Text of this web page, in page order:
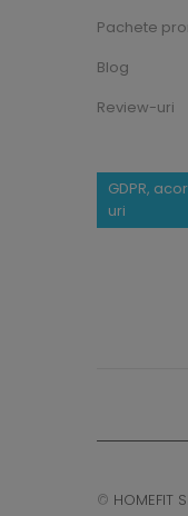
Pachete
Blog
Review-uri
GDPR,
uri
© HOMEFIT